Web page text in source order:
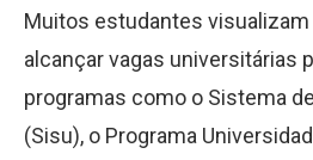
Muitos estudantes
alcançar vagas universitárias
programas como o Sistema
(Sisu), o Programa